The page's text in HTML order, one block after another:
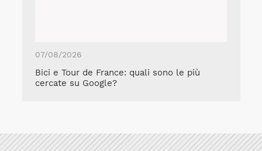
07/08/2026
Bici e Tour de France: quali sono le più
cercate su Google?